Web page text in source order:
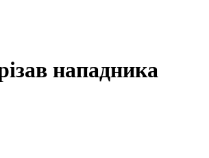
нападника